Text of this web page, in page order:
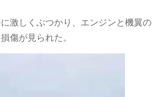
激しくぶつかり、エンジンと機翼の
傷が見られた。